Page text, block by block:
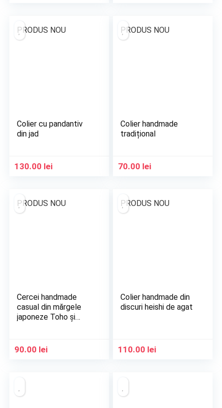
PRODUS NOU
Colier cu pandantiv
din jad
130.00 lei
PRODUS NOU
Colier handmade
tradițional
70.00 lei
PRODUS NOU
Cercei handmade
casual din mărgele
japoneze Toho și
90.00 lei
PRODUS NOU
Colier handmade din
discuri heishi de agat
110.00 lei